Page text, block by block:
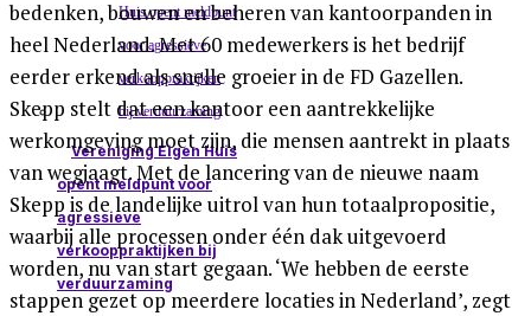
Vereniging Eigen Huis
opent meldpunt voor
agressieve
verkooppraktijken bij
verduurzaming
bedenken, bouwen en beheren van kantoorpanden in
heel Nederland. Met 60 medewerkers is het bedrijf
eerder erkend als snelle groeier in de FD Gazellen.
Skepp stelt dat een kantoor een aantrekkelijke
werkomgeving moet zijn, die mensen aantrekt in plaats
van wegjaagt. Met de lancering van de nieuwe naam
Skepp is de landelijke uitrol van hun totaalpropositie,
waarbij alle processen onder één dak uitgevoerd
worden, nu van start gegaan. ‘We hebben de eerste
stappen gezet op meerdere locaties in Nederland’, zegt